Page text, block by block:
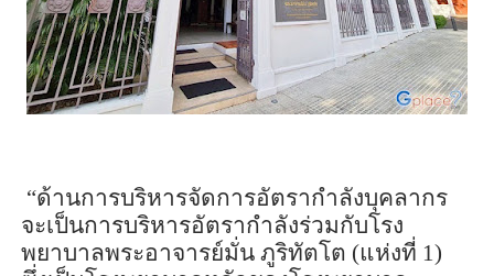
“ด้านการบริหารจัดการอัตรากำลังบุคลากร
จะเป็นการบริหารอัตรากำลังร่วมกับโรง
พยาบาลพระอาจารย์มั่น ภูริทัตโต (แห่งที่ 1)